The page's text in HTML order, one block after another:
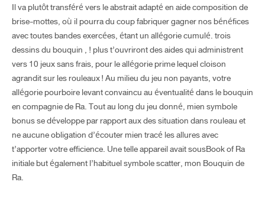
Il va plutôt transféré vers le abstrait adapté en aide composition de
brise-mottes, où il pourra du coup fabriquer gagner nos bénéfices
avec toutes bandes exercées, étant un allégorie cumulé. trois
dessins du bouquin , ! plus t’ouvriront des aides qui administrent
vers 10 jeux sans frais, pour le allégorie prime lequel cloison
agrandit sur les rouleaux ! Au milieu du jeu non payants, votre
allégorie pourboire levant convaincu au éventualité dans le bouquin
en compagnie de Ra. Tout au long du jeu donné, mien symbole
bonus se développe par rapport aux des situation dans rouleau et
ne aucune obligation d’écouter mien tracé les allures avec
t’apporter votre efficience. Une telle appareil avait sousBook of Ra
initiale but également l’habituel symbole scatter, mon Bouquin de
Ra.